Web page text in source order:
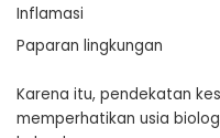
Inflamasi
Paparan lingkungan
Karena itu, pendekatan
memperhatikan usia